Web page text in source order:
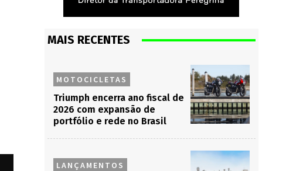
MAIS RECENTES
MOTOCICLETAS
Triumph encerra ano fiscal de
2026 com expansão de
portfólio e rede no Brasil
LANÇAMENTOS